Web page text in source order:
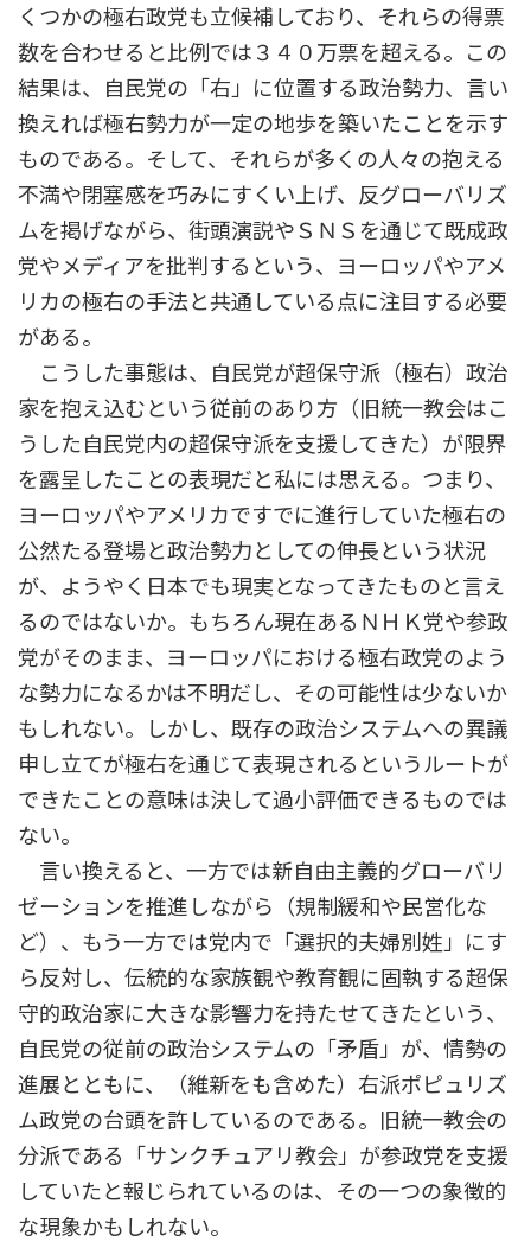
くつかの極右政党も立候補しており、それらの得票
数を合わせると比例では３４０万票を超える。この
結果は、自民党の「右」に位置する政治勢力、言い
換えれば極右勢力が一定の地歩を築いたことを示す
ものである。そして、それらが多くの人々の抱える
不満や閉塞感を巧みにすくい上げ、反グローバリズ
ムを掲げながら、街頭演説やＳＮＳを通じて既成政
党やメディアを批判するという、ヨーロッパやアメ
リカの極右の手法と共通している点に注目する必要
がある。
こうした事態は、自民党が超保守派（極右）政治
家を抱え込むという従前のあり方（旧統一教会はこ
うした自民党内の超保守派を支援してきた）が限界
を露呈したことの表現だと私には思える。つまり、
ヨーロッパやアメリカですでに進行していた極右の
公然たる登場と政治勢力としての伸長という状況
が、ようやく日本でも現実となってきたものと言え
るのではないか。もちろん現在あるＮＨＫ党や参政
党がそのまま、ヨーロッパにおける極右政党のよう
な勢力になるかは不明だし、その可能性は少ないか
もしれない。しかし、既存の政治システムへの異議
申し立てが極右を通じて表現されるというルートが
できたことの意味は決して過小評価できるものでは
ない。
言い換えると、一方では新自由主義的グローバリ
ゼーションを推進しながら（規制緩和や民営化な
ど）、もう一方では党内で「選択的夫婦別姓」にす
ら反対し、伝統的な家族観や教育観に固執する超保
守的政治家に大きな影響力を持たせてきたという、
自民党の従前の政治システムの「矛盾」が、情勢の
進展とともに、（維新をも含めた）右派ポピュリズ
ム政党の台頭を許しているのである。旧統一教会の
分派である「サンクチュアリ教会」が参政党を支援
していたと報じられているのは、その一つの象徴的
な現象かもしれない。